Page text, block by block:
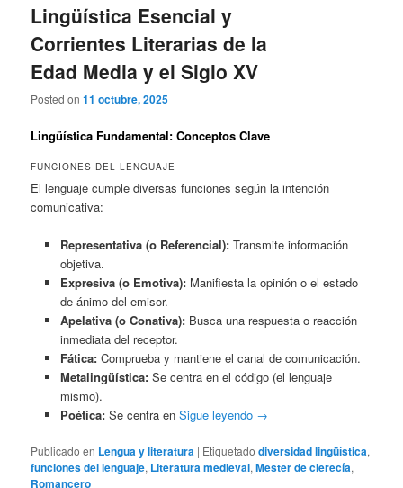
Lingüística Esencial y
Corrientes Literarias de la
Edad Media y el Siglo XV
Posted on11 octubre, 2025
Lingüística Fundamental: Conceptos Clave
FUNCIONES DEL LENGUAJE
El lenguaje cumple diversas funciones según la intención
comunicativa:
Representativa (o Referencial):Transmite información
objetiva.
Expresiva (o Emotiva):Manifiesta la opinión o el estado
de ánimo del emisor.
Apelativa (o Conativa):Busca una respuesta o reacción
inmediata del receptor.
Fática:Comprueba y mantiene el canal de comunicación.
Metalingüística:Se centra en el código (el lenguaje
mismo).
Poética:Se centra en Sigue leyendo →
Publicado en Lengua y literatura | Etiquetado diversidad lingüística,
funciones del lenguaje, Literatura medieval,Mester de clerecía,
Romancero